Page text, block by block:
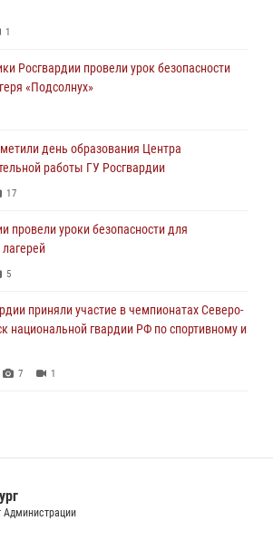
Росгвардии обеспечили
матча "Зенит" - "Балтика"
Росгвардии обнаружил
автотранспорт
2
обнаружили объявленный в розыск
при совершении кражи в
1
Росгвардии провели урок безопасности
«Подсолнух»
день образования Центра
работы ГУ Росгвардии
17
провели уроки безопасности для
5
приняли участие в чемпионатах Северо-
национальной гвардии РФ по спортивному и
7 1
росгвардейцы задержали хулигана,
пистолетом